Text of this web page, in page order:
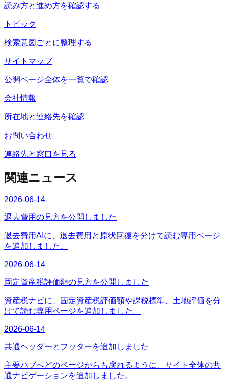
読み方と進め方を確認する
トピック
検索意図ごとに整理する
サイトマップ
公開ページ全体を一覧で確認
会社情報
所在地と連絡先を確認
お問い合わせ
連絡先と窓口を見る
関連ニュース
2026-06-14
退去費用の見方を公開しました
退去費用AIに、退去費用と原状回復を分けて読む専用ページ
を追加しました。
2026-06-14
固定資産税評価額の見方を公開しました
資産税ナビに、固定資産税評価額や課税標準、土地評価を分
けて読む専用ページを追加しました。
2026-06-14
共通ヘッダーとフッターを追加しました
主要ハブへどのページからも戻れるように、サイト全体の共
通ナビゲーションを追加しました。